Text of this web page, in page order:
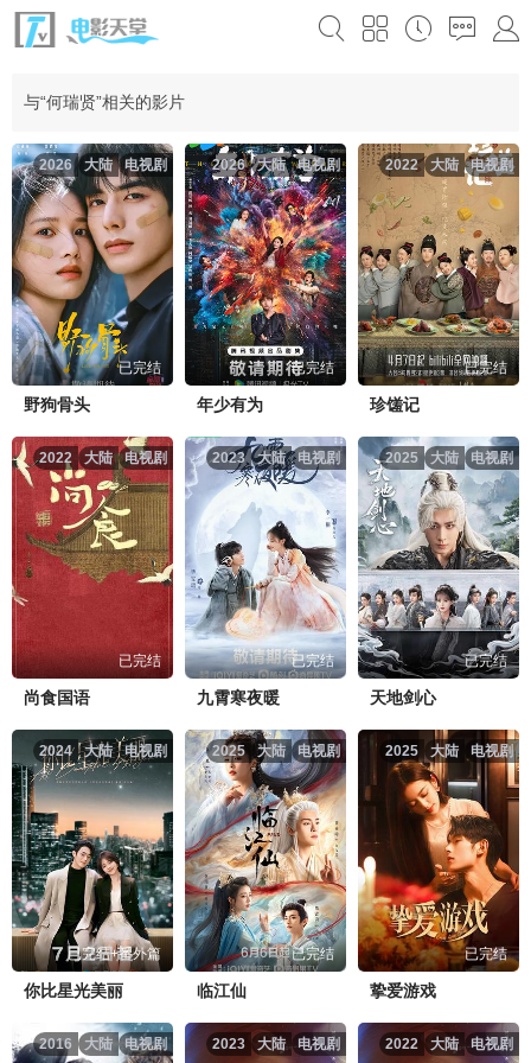
与“何瑞贤”相关的影片
电视剧
大陆
2026
已完结
野狗骨头
电视剧
大陆
2026
已完结
年少有为
电视剧
大陆
2022
已完结
珍馐记
电视剧
大陆
2022
已完结
尚食国语
电视剧
大陆
2023
已完结
九霄寒夜暖
电视剧
大陆
2025
已完结
天地剑心
电视剧
大陆
2024
已完结+番外篇
你比星光美丽
电视剧
大陆
2025
已完结
临江仙
电视剧
大陆
2025
已完结
挚爱游戏
电视剧
大陆
2016 电视剧
大陆
2023 电视剧
大陆
2022